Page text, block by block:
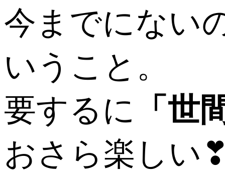
今までにない
いうこと。
要するに
「世
おさら楽しい